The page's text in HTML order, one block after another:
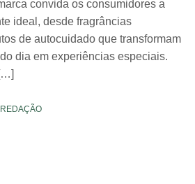
convida os consumidores a
ideal, desde fragrâncias
de autocuidado que transformam
dia em experiências especiais.
REDAÇÃO